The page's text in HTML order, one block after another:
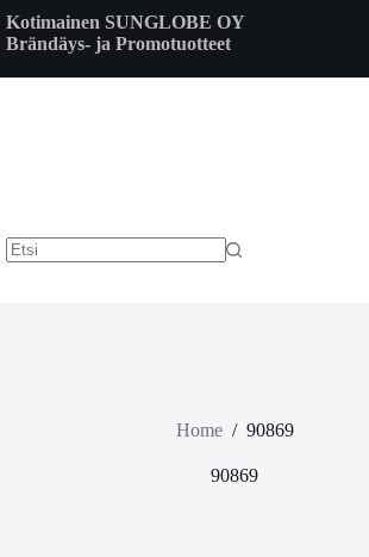
to
content
Kotimainen SUNGLOBE OY
Brändäys- ja Promotuotteet
Home / 90869
90869